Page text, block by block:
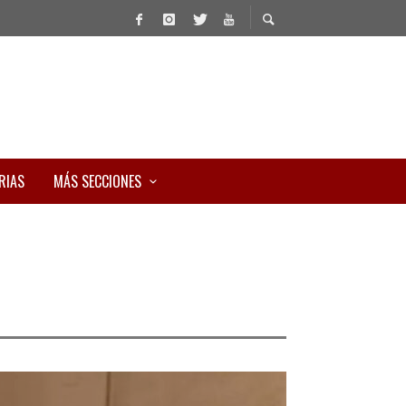
MÁS SECCIONES